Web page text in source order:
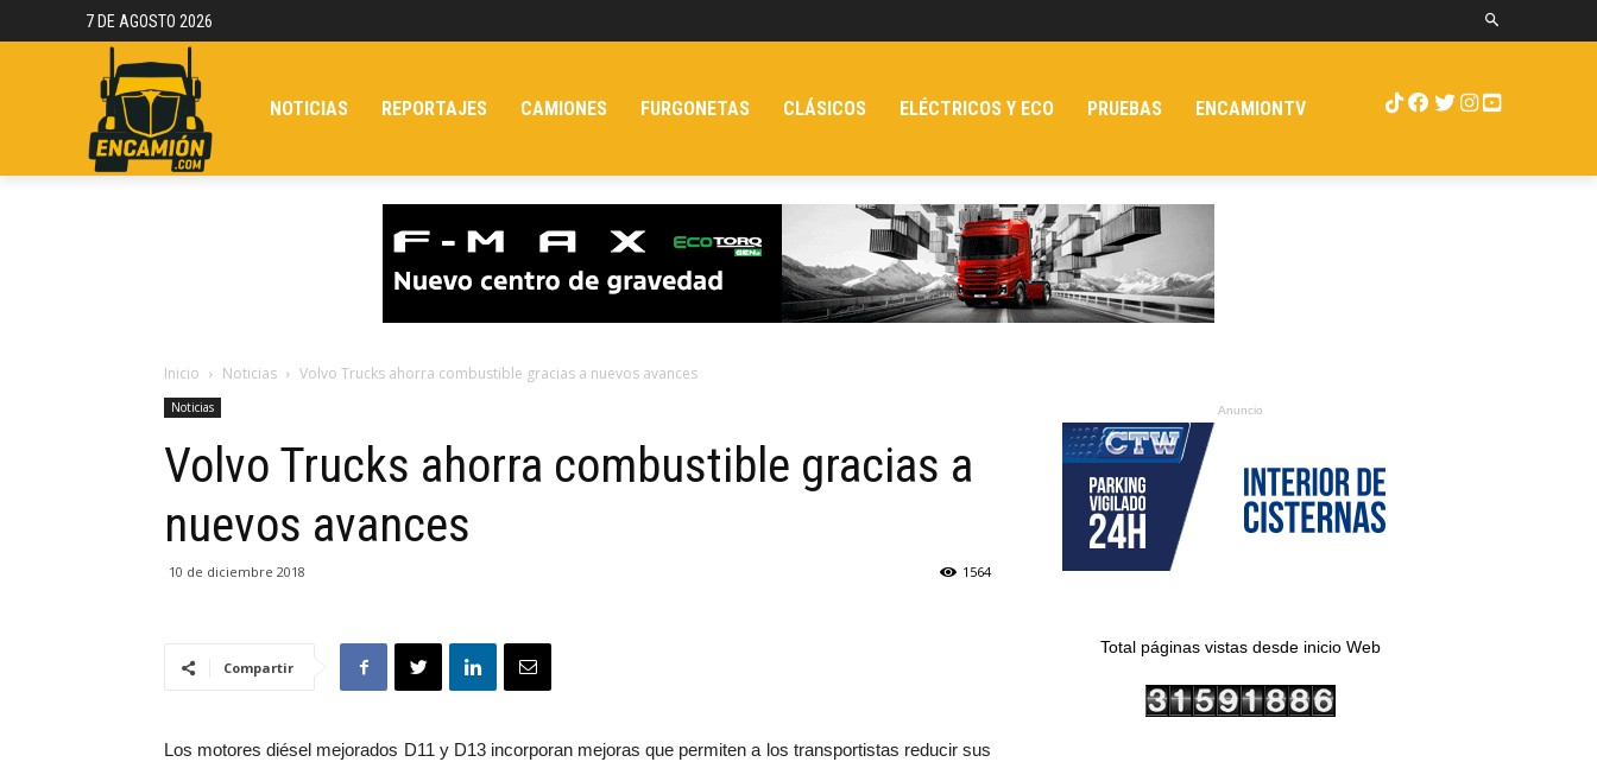
7 DE AGOSTO 2026
NOTICIAS REPORTAJES CAMIONES FURGONETAS CLÁSICOS ELÉCTRICOS Y ECO PRUEBAS ENCAMIONTV
Inicio Noticias Volvo Trucks ahorra combustible gracias a nuevos avances
Noticias
Volvo Trucks ahorra combustible gracias a
nuevos avances
10 de diciembre 2018 1564
Compartir
Los motores diésel mejorados D11 y D13 incorporan mejoras que permiten a los transportistas reducir sus
Anuncio
Total páginas vistas desde inicio Web